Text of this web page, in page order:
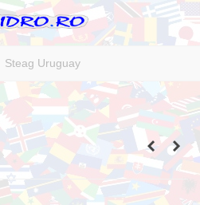
Steag Uruguay